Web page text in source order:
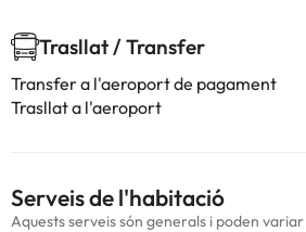
Trasllat / Transfer
Transfer a l'aeroport de pagament
Trasllat a l'aeroport
Serveis de l'habitació
Aquests serveis són generals i poden